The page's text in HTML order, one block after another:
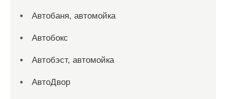
Автобаня, автомойка
Автобокс
Автобэст, автомойка
АвтоДвор